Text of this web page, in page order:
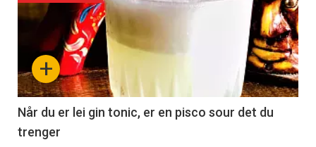
+
Når du er lei gin tonic, er en pisco sour det du
trenger